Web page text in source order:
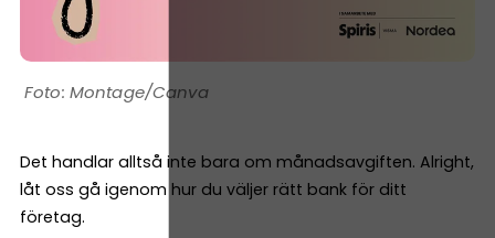
Montage/Canva
Det handlar alltså inte bara om månadsavgiften. Alright,
låt oss gå igenom hur du väljer rätt bank för ditt
företag.